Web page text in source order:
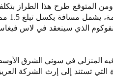
المتوقع طرح هذا الطراز
معقولة اعتباراً من مطلع عام 2027، ليقدّم مزيجاً
في معرض إنفوكوم الذي سينعقد في لاس
المنزلي في سوني الشرق
تستند إلى إرث الشركة